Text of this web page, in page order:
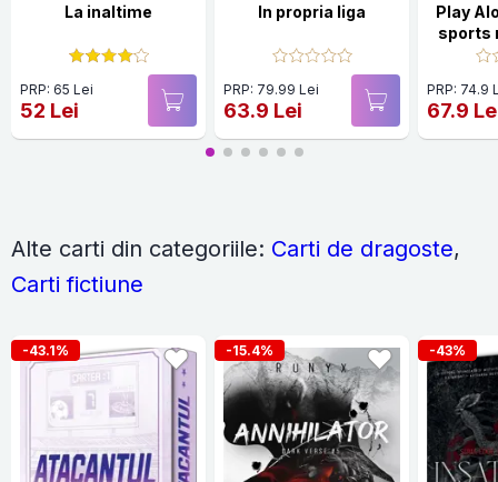
La inaltime
PRP: 65 Lei
52 Lei
In propria liga
PRP: 79.99 Lei
63.9 Lei
Play
sports
2024
from
PRP: 74.9
67.9
Alte carti din categoriile: Carti de dragoste,
Carti fictiune
-43.1% -15.4% -43%